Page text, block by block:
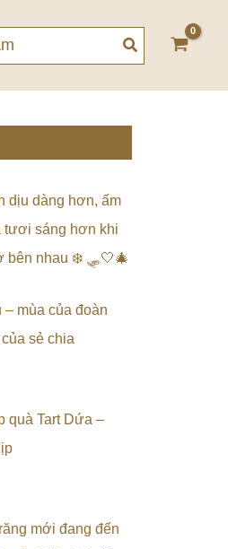
dịu dàng hơn, ấm
tươi sáng hơn khi
bên nhau ❄️ 🛷🤍🎄
– mùa của đoàn
sẻ chia
quà Tart Dứa –
mới đang đến